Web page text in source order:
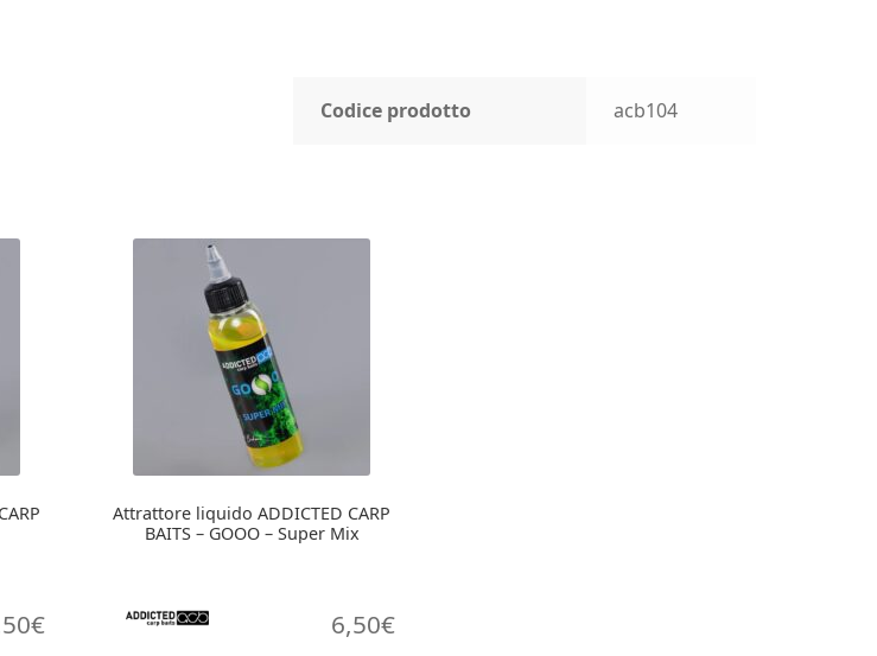
Codice prodotto acb104
€
Attrattore liquido ADDICTED CARP
BAITS – GOOO – Super Mix
6,50€